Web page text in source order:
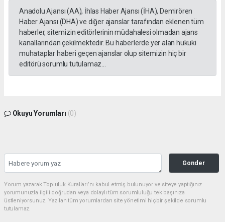
Anadolu Ajansı (AA), İhlas Haber Ajansı (İHA), Demirören
Haber Ajansı (DHA) ve diğer ajanslar tarafından eklenen tüm
haberler, sitemizin editörlerinin müdahalesi olmadan ajans
kanallarından çekilmektedir. Bu haberlerde yer alan hukuki
muhataplar haberi geçen ajanslar olup sitemizin hiç bir
editörü sorumlu tutulamaz...
Okuyu Yorumları (0)
Gonder
Yorum yazarak Topluluk Kuralları’nı kabul etmiş bulunuyor ve siteye yaptığınız
yorumunuzla ilgili doğrudan veya dolaylı tüm sorumluluğu tek başınıza
üstleniyorsunuz. Yazılan tüm yorumlardan site yönetimi hiçbir şekilde sorumlu
tutulamaz.